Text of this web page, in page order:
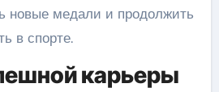
новые медали и продолжить
в спорте.
карьеры